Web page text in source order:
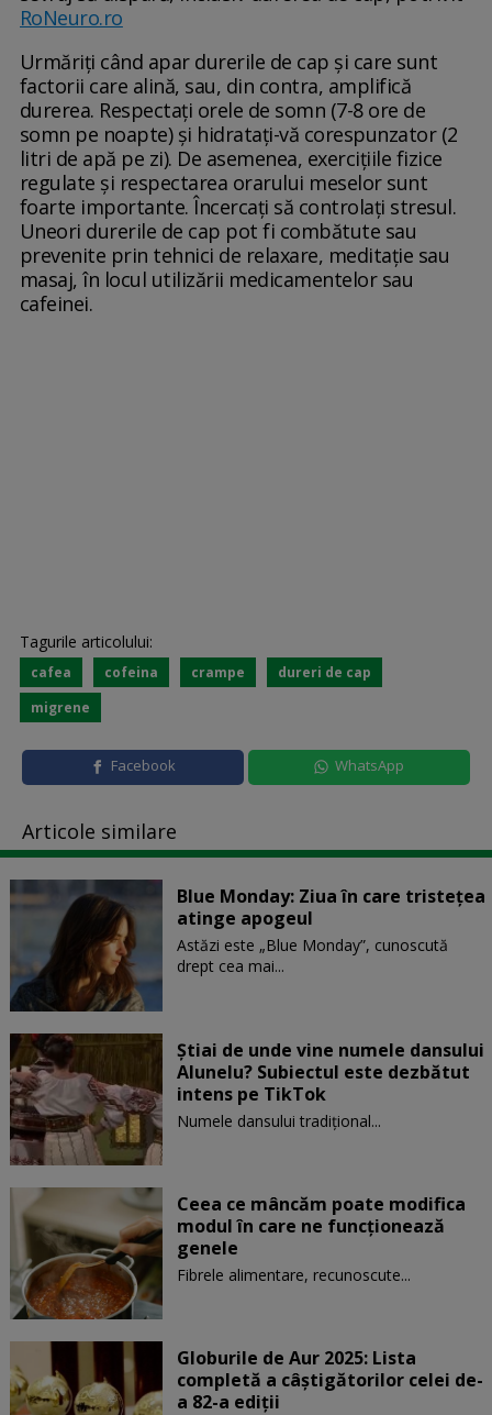
RoNeuro.ro
Urmăriți când apar durerile de cap și care sunt
factorii care alină, sau, din contra, amplifică
durerea. Respectați orele de somn (7-8 ore de
somn pe noapte) și hidratați-vă corespunzator (2
litri de apă pe zi). De asemenea, exercițiile fizice
regulate și respectarea orarului meselor sunt
foarte importante. Încercați să controlați stresul.
Uneori durerile de cap pot fi combătute sau
prevenite prin tehnici de relaxare, meditație sau
masaj, în locul utilizării medicamentelor sau
cafeinei.
Tagurile articolului:
cafea cofeina crampe
dureri de cap
migrene
Facebook WhatsApp
Articole similare
Blue Monday: Ziua în care tristețea
atinge apogeul
Astăzi este „Blue Monday”, cunoscută
drept cea mai...
Știai de unde vine numele dansului
Alunelu? Subiectul este dezbătut
intens pe TikTok
Numele dansului tradițional...
Ceea ce mâncăm poate modifica
modul în care ne funcţionează
genele
Fibrele alimentare, recunoscute...
Globurile de Aur 2025: Lista
completă a câștigătorilor celei de-
a 82-a ediții